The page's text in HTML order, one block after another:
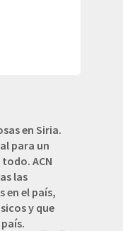
en Siria.
para un
ACN
las
en el país,
y que